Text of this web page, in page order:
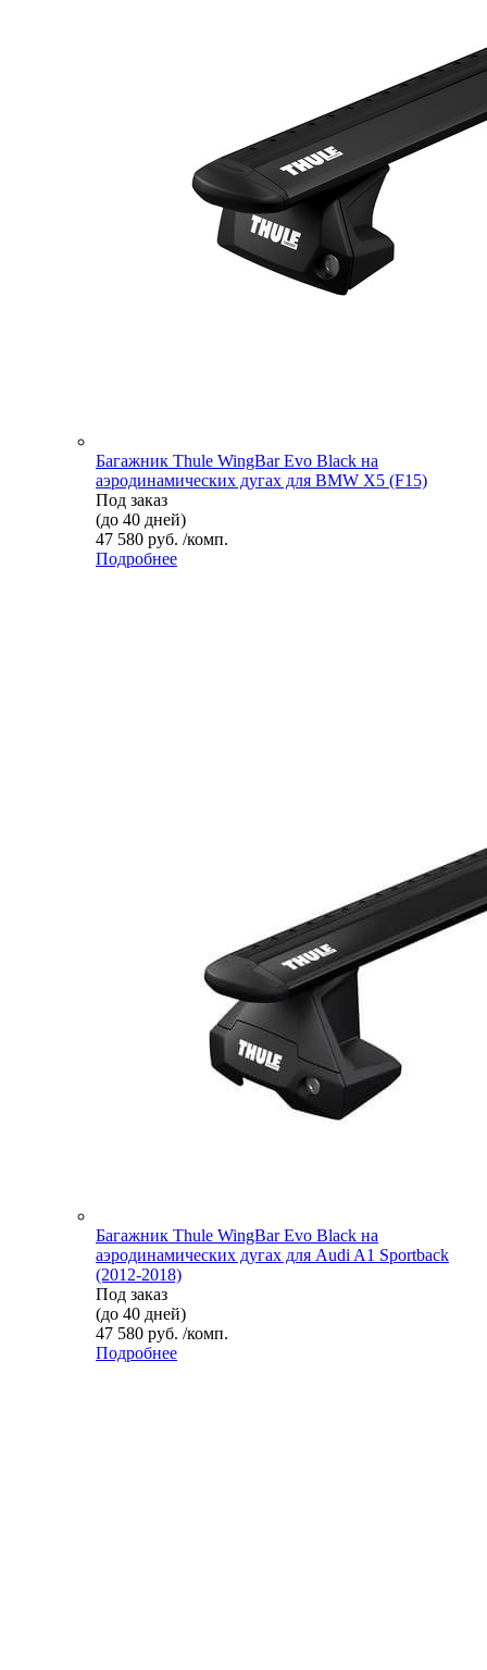
Багажник Thule WingBar Evo Black на
аэродинамических дугах для BMW X5 (F15)
Под заказ
(до 40 дней)
47 580 руб. /комп.
Подробнее
Багажник Thule WingBar Evo Black на
аэродинамических дугах для Audi A1 Sportback
(2012-2018)
Под заказ
(до 40 дней)
47 580 руб. /комп.
Подробнее